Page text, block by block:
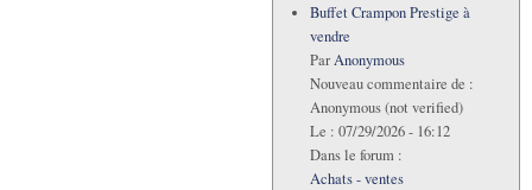
Buffet Crampon Prestige à
vendre
ParAnonymous
Nouveau commentaire de :
Anonymous (not verified)
Le : 07/29/2026 - 16:12
Dans le forum :
Achats - ventes